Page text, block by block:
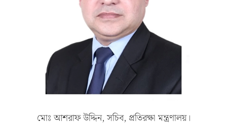
মোঃ আশরাফ উদ্দিন, সচিব, প্রতিরক্ষা মন্ত্রণালয়।